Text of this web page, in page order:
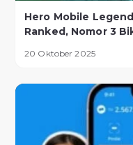
Hero Mobile
Ranked, Nomor 3
20 Oktober 2025